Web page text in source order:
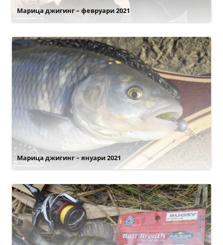
Марица джигинг – февруари 2021
Марица джигинг – януари 2021